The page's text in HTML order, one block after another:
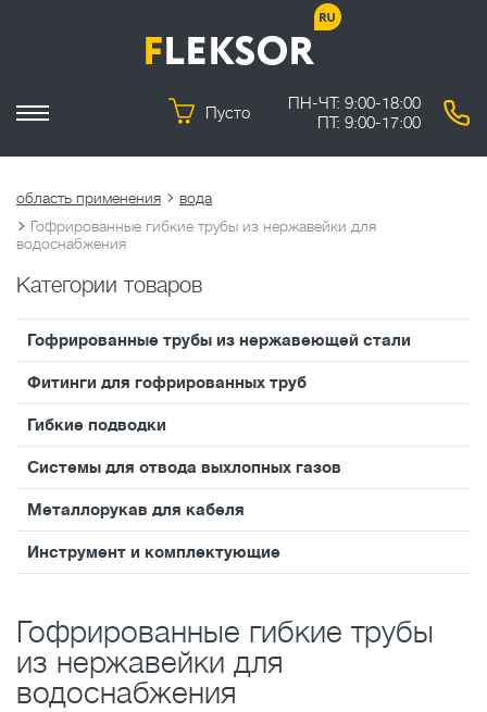
Пусто
ПН-ЧТ: 9:00-18:00
ПТ: 9:00-17:00
область применения
вода
Гофрированные гибкие трубы из нержавейки для
водоснабжения
Категории товаров
Гофрированные трубы из нержавеющей стали
Фитинги для гофрированных труб
Гибкие подводки
Системы для отвода выхлопных газов
Металлорукав для кабеля
Инструмент и комплектующие
Гофрированные гибкие трубы
из нержавейки для
водоснабжения